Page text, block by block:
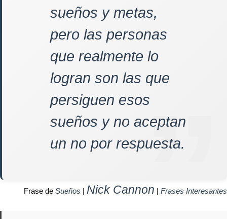
sueños y metas,
pero las personas
que realmente lo
logran son las que
persiguen esos
sueños y no aceptan
un no por respuesta.
Frase de Sueños | Nick Cannon | Frases Interesantes